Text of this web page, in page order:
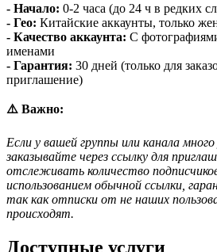
- Начало: 0-2 часа (до 24 ч в редких
- Гео: Китайские аккаунты, только
- Качество аккаунта: С
именами
- Гарантия: 30 дней (только для
приглашение)
⚠️ Важно:
Если у вашей группы или канала много
заказывайте через ссылку для
отслеживать количество
использованием обычной ссылки,
так как отписки от не наших
происходят.
Доступные услуги